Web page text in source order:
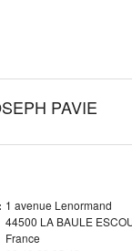
PAVIE
1 avenue Lenormand
44500 LA BAULE
France